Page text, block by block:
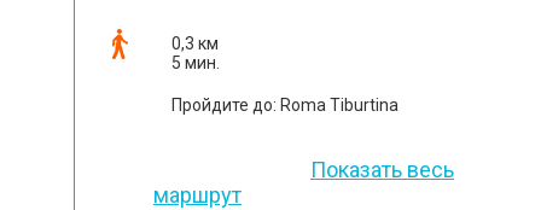
0,3 км
5 мин.
Пройдите до: Roma Tiburtina
Показать весь
маршрут